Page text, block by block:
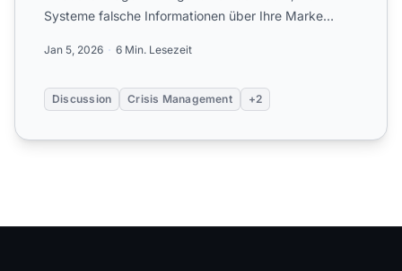
Systeme falsche Informationen über Ihre Marke
Jan 5, 2026 6 Min. Lesezeit
Discussion Crisis Management +2